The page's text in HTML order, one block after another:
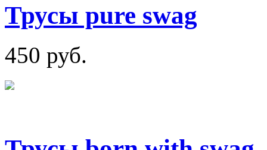
Трусы pure swag
450 руб.